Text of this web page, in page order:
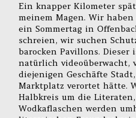
Ein knapper Kilometer
meinem Magen. Wir
ein Sommertag in
schreien, wir suchen
barocken Pavillons. Dieser
natürlich
diejenigen Geschäfte
Marktplatz verortet hätte.
Halbkreis um die
Wodkaflaschen werden